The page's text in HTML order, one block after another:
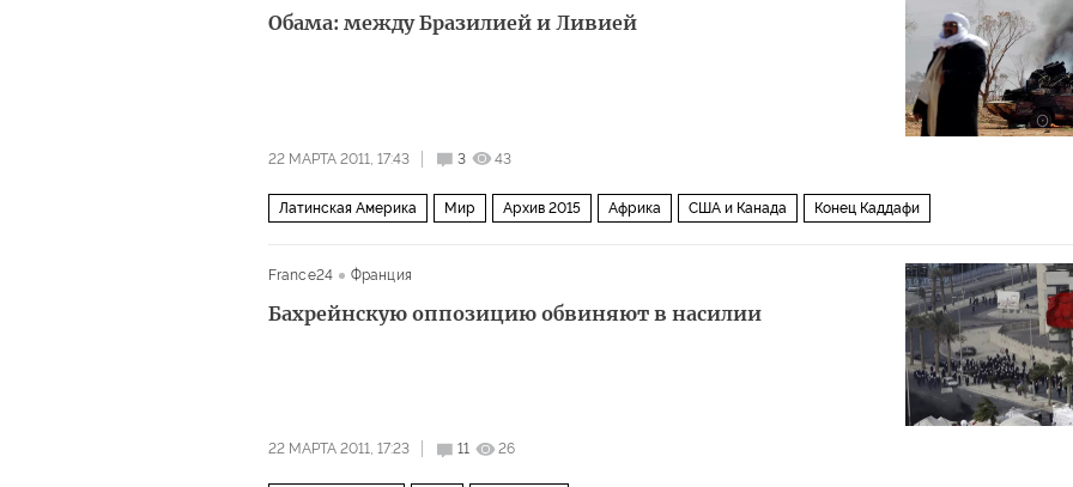
Обама: между Бразилией и Ливией
22 МАРТА 2011, 17:43 3 43
Латинская Америка Мир Архив 2015 Африка США и Канада Конец Каддафи
France24 Франция
Бахрейнскую оппозицию обвиняют в насилии
22 МАРТА 2011, 17:23 11 26